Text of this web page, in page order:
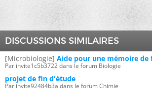
DISCUSSIONS SIMILAIRES
[Microbiologie] Aide pour une mémoire
Par invite1c5b3722 dans le forum Biologie
projet de fin d'étude
Par invite92484b3a dans le forum Chimie